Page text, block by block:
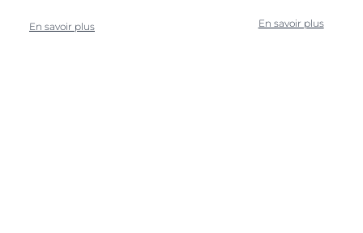
En savoir plus En savoir plus